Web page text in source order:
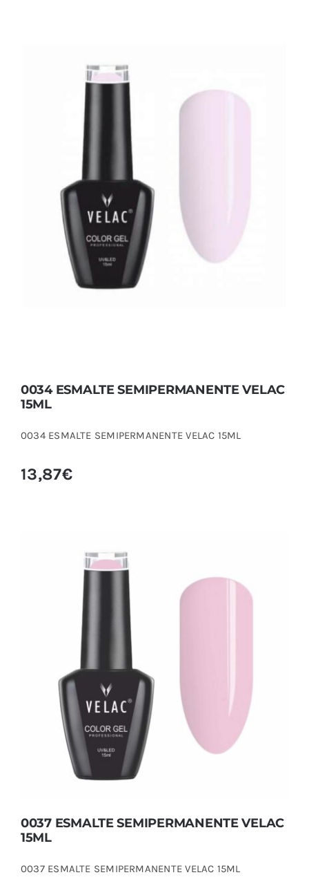
0034 ESMALTE SEMIPERMANENTE VELAC
15ML
0034 ESMALTE SEMIPERMANENTE VELAC
15ML
0034 ESMALTE SEMIPERMANENTE VELAC 15ML
13,87€
0037 ESMALTE SEMIPERMANENTE VELAC
15ML
0037 ESMALTE SEMIPERMANENTE VELAC
15ML
0037 ESMALTE SEMIPERMANENTE VELAC 15ML